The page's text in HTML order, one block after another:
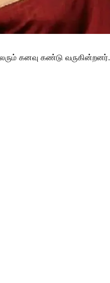
கனவு கண்டு வருகின்றனர்.